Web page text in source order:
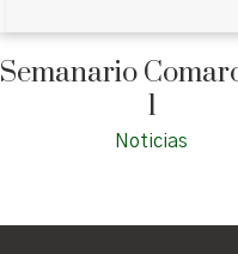
Semanario
1
Noticias